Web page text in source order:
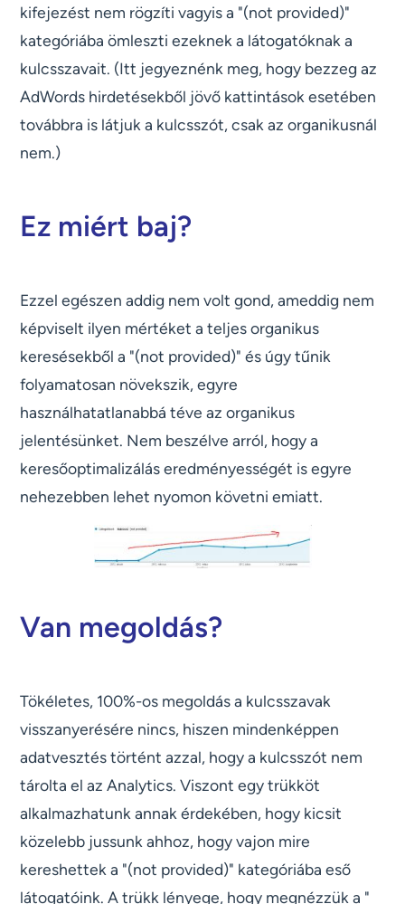
kifejezést nem rögzíti vagyis a "(not provided)"
kategóriába ömleszti ezeknek a látogatóknak a
kulcsszavait. (Itt jegyeznénk meg, hogy bezzeg az
AdWords hirdetésekből jövő kattintások esetében
továbbra is látjuk a kulcsszót, csak az organikusnál
nem.)
Ez miért baj?
Ezzel egészen addig nem volt gond, ameddig nem
képviselt ilyen mértéket a teljes organikus
keresésekből a "(not provided)" és úgy tűnik
folyamatosan növekszik, egyre
használhatatlanabbá téve az organikus
jelentésünket. Nem beszélve arról, hogy a
keresőoptimalizálás eredményességét is egyre
nehezebben lehet nyomon követni emiatt.
Van megoldás?
Tökéletes, 100%-os megoldás a kulcsszavak
visszanyerésére nincs, hiszen mindenképpen
adatvesztés történt azzal, hogy a kulcsszót nem
tárolta el az Analytics. Viszont egy trükköt
alkalmazhatunk annak érdekében, hogy kicsit
közelebb jussunk ahhoz, hogy vajon mire
kereshettek a "(not provided)" kategóriába eső
látogatóink. A trükk lényege, hogy megnézzük a "